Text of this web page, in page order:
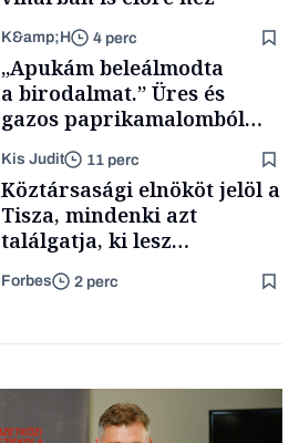
K&amp;H 4 perc
„Apukám beleálmodta
a birodalmat.” Üres és
gazos paprikamalomból
lett az igazi családi
fűszersztori
Kis Judit 11 perc
Köztársasági elnököt jelöl a
Tisza, mindenki azt
találgatja, ki lesz
szombaton a befutó –
soroljuk az eddig felmerült
Forbes 2 perc